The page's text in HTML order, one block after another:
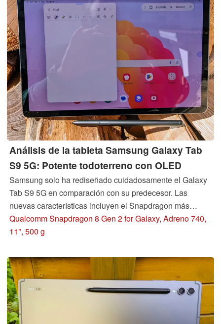
Análisis de la tableta Samsung Galaxy Tab
S9 5G: Potente todoterreno con OLED
Samsung solo ha rediseñado cuidadosamente el Galaxy
Tab S9 5G en comparación con su predecesor. Las
nuevas características incluyen el Snapdragon más
potente del mercado y un cambio a la tecnología OLED
para la pantalla. La Tab S9 todavía viene con un S-Pen y
compara con la élite de las tabletas?
Qualcomm Snapdragon 8 Gen 2 for Galaxy, Adreno 740,
11", 500 g